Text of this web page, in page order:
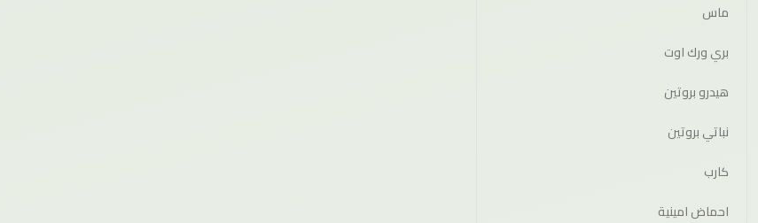
ماس
بري ورك اوت
هيدرو بروتين
نباتي بروتين
كارب
احماض امينية